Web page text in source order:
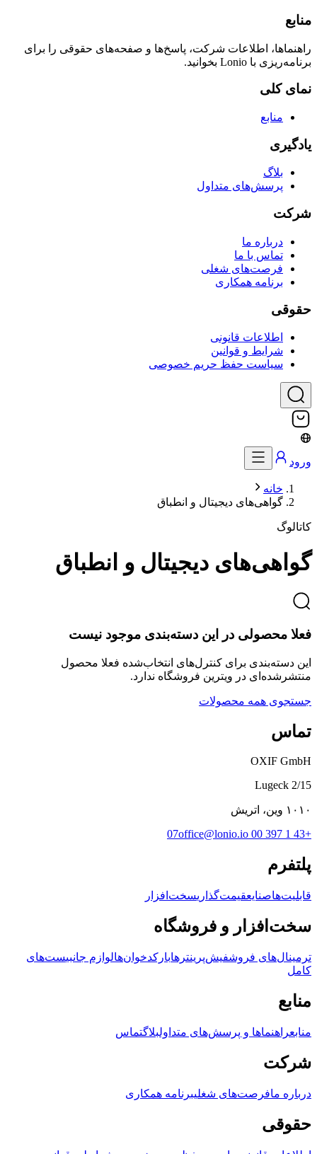
منابع
راهنماها، اطلاعات شرکت، پاسخ‌ها و صفحه‌های حقوقی را برای
برنامه‌ریزی با Lonio بخوانید.
نمای کلی
منابع
یادگیری
بلاگ
پرسش‌های متداول
شرکت
درباره ما
تماس با ما
فرصت‌های شغلی
برنامه همکاری
حقوقی
اطلاعات قانونی
شرایط و قوانین
سیاست حفظ حریم خصوصی
ورود
خانه
گواهی‌های دیجیتال و انطباق
کاتالوگ
گواهی‌های دیجیتال و انطباق
فعلا محصولی در این دسته‌بندی موجود نیست
این دسته‌بندی برای کنترل‌های انتخاب‌شده فعلا محصول
منتشرشده‌ای در ویترین فروشگاه ندارد.
جستجوی همه محصولات
تماس
OXIF GmbH
Lugeck 2/15
۱۰۱۰ وین، اتریش
+43 1 397 00 07
office@lonio.io
پلتفرم
قابلیت‌هاصنایعقیمت‌گذاریسخت‌افزار
سخت‌افزار و فروشگاه
ترمینال‌های فروشفیش‌پرینترهابارکدخوان‌هالوازم جانبیست‌های
کامل
منابع
منابعراهنماها و پرسش‌های متداولبلاگتماس
شرکت
درباره مافرصت‌های شغلیبرنامه همکاری
حقوقی